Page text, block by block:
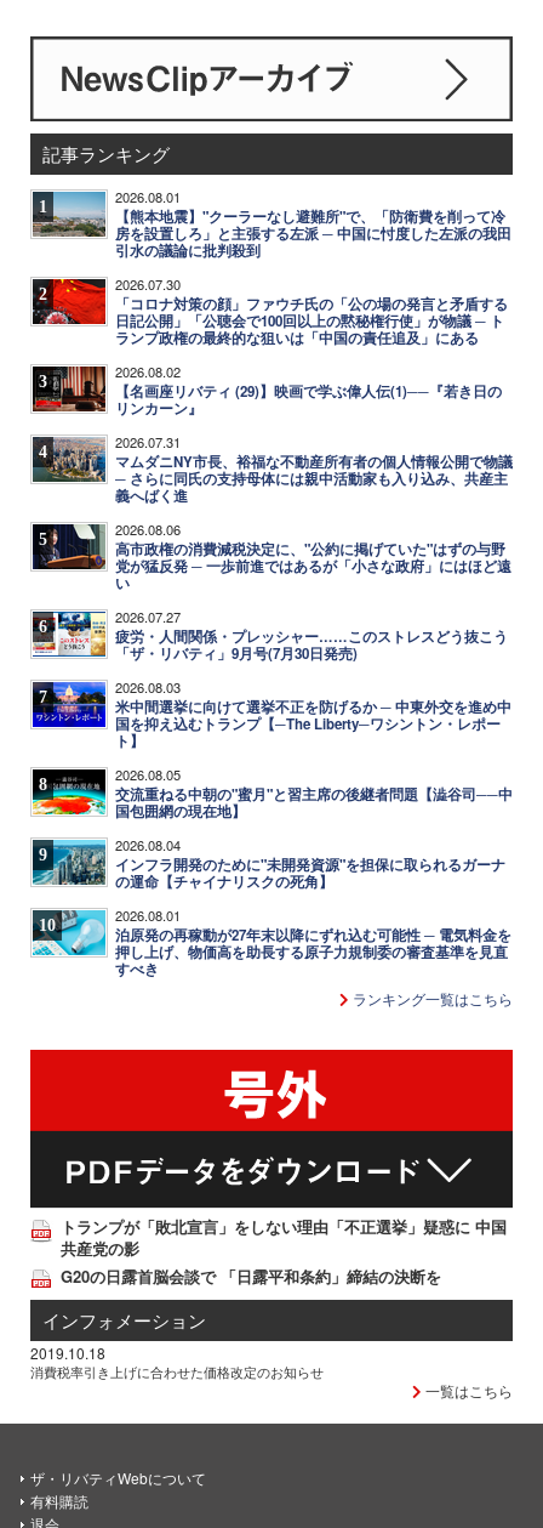
記事ランキング
1 2026.08.01
【熊本地震】"クーラーなし避難所"で、「防衛費を削って冷
房を設置しろ」と主張する左派 ─ 中国に忖度した左派の我田
引水の議論に批判殺到
2 2026.07.30
「コロナ対策の顔」ファウチ氏の「公の場の発言と矛盾する
日記公開」「公聴会で100回以上の黙秘権行使」が物議 ─ ト
ランプ政権の最終的な狙いは「中国の責任追及」にある
3 2026.08.02
【名画座リバティ (29)】映画で学ぶ偉人伝(1)──『若き日の
リンカーン』
4 2026.07.31
マムダニNY市長、裕福な不動産所有者の個人情報公開で物議
─ さらに同氏の支持母体には親中活動家も入り込み、共産主
義へばく進
5 2026.08.06
高市政権の消費減税決定に、"公約に掲げていた"はずの与野
党が猛反発 ─ 一歩前進ではあるが「小さな政府」にはほど遠
い
6 2026.07.27
疲労・人間関係・プレッシャー……このストレスどう抜こう
「ザ・リバティ」9月号(7月30日発売)
7 2026.08.03
米中間選挙に向けて選挙不正を防げるか ─ 中東外交を進め中
国を抑え込むトランプ【─The Liberty─ワシントン・レポー
ト】
8 2026.08.05
交流重ねる中朝の"蜜月"と習主席の後継者問題【澁谷司──中
国包囲網の現在地】
9 2026.08.04
インフラ開発のために"未開発資源"を担保に取られるガーナ
の運命【チャイナリスクの死角】
10 2026.08.01
泊原発の再稼動が27年末以降にずれ込む可能性 ─ 電気料金を
押し上げ、物価高を助長する原子力規制委の審査基準を見直
すべき
ランキング一覧はこちら
トランプが「敗北宣言」をしない理由「不正選挙」疑惑に 中国
共産党の影
G20の日露首脳会談で 「日露平和条約」締結の決断を
インフォメーション
2019.10.18
消費税率引き上げに合わせた価格改定のお知らせ
一覧はこちら
ザ・リバティWebについて
有料購読
退会